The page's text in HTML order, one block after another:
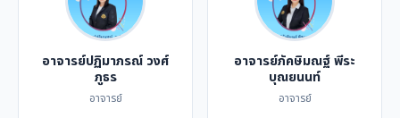
อาจารย์ปฏิมาภรณ์ วงศ์
ภูธร
อาจารย์
อาจารย์ภัคษิมณฐ์ พีระ
บุณยนนท์
อาจารย์